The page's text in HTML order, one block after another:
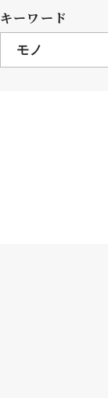
キーワード
モノ